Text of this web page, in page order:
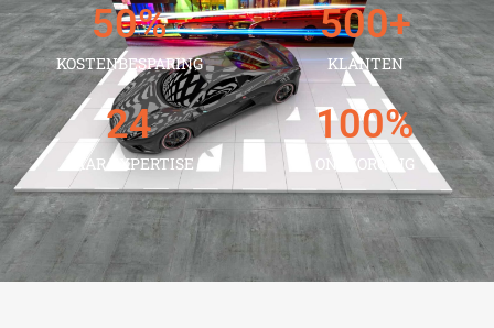
KOSTENBESPARING
50%
KLANTEN
500+
JAAR EXPERTISE
24
ONTZORGING
100%